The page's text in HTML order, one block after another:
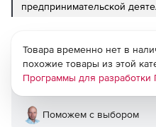
предпринимательской
Товара временно нет в
похожие товары из этой
Программы для разработки
Поможем с выбором